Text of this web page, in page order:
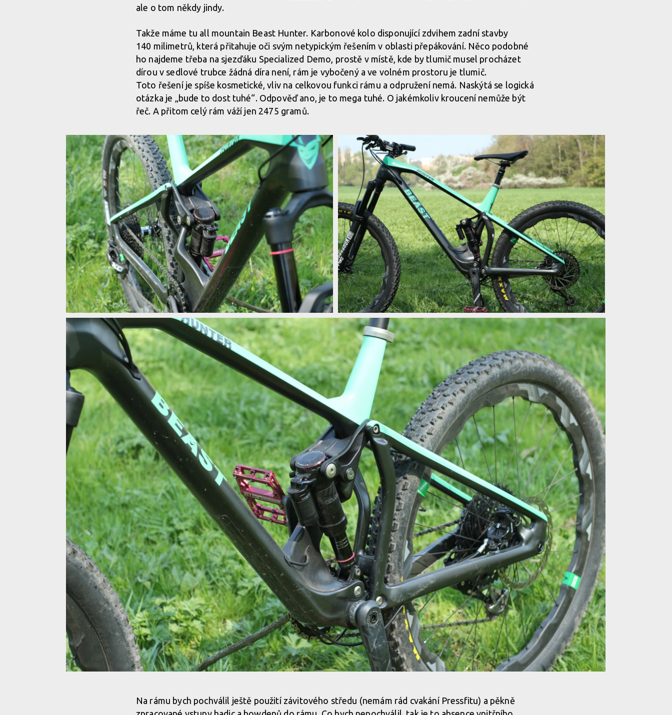
ale o tom někdy jindy.
Takže máme tu all mountain Beast Hunter. Karbonové kolo disponující zdvihem zadní stavby
140 milimetrů, která přitahuje oči svým netypickým řešením v oblasti přepákování. Něco podobné
ho najdeme třeba na sjezďáku Specialized Demo, prostě v místě, kde by tlumič musel procházet
dírou v sedlové trubce žádná díra není, rám je vybočený a ve volném prostoru je tlumič.
Toto řešení je spíše kosmetické, vliv na celkovou funkci rámu a odpružení nemá. Naskýtá se logická
otázka je „bude to dost tuhé“. Odpověď ano, je to mega tuhé. O jakémkoliv kroucení nemůže být
řeč. A přitom celý rám váží jen 2475 gramů.
Test: Beast Bikes Hunter - karbonový all mountain s unikátním rámem
Test: Beast Bikes Hunter - karbonový all mountain s unikátním rámem
Test: Beast Bikes Hunter - karbonový all mountain s unikátním rámem
Test: Beast Bikes Hunter - karbonový all mountain s unikátním rámem
Test: Beast Bikes Hunter - karbonový all mountain s unikátním rámem
Test: Beast Bikes Hunter - karbonový all mountain s unikátním rámem
Test: Beast Bikes Hunter - karbonový all mountain s unikátním rámem
Test: Beast Bikes Hunter - karbonový all mountain s unikátním rámem
Na rámu bych pochválil ještě použití závitového středu (nemám rád cvakání Pressfitu) a pěkně